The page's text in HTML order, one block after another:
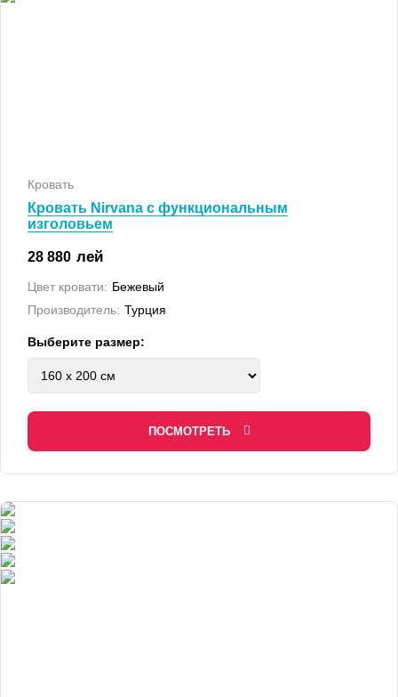
Кровать
Кровать Nirvana с функциональным
изголовьем
28 880 лей
Цвет кровати: Бежевый
Производитель: Турция
Выберите размер:
ПОСМОТРЕТЬ